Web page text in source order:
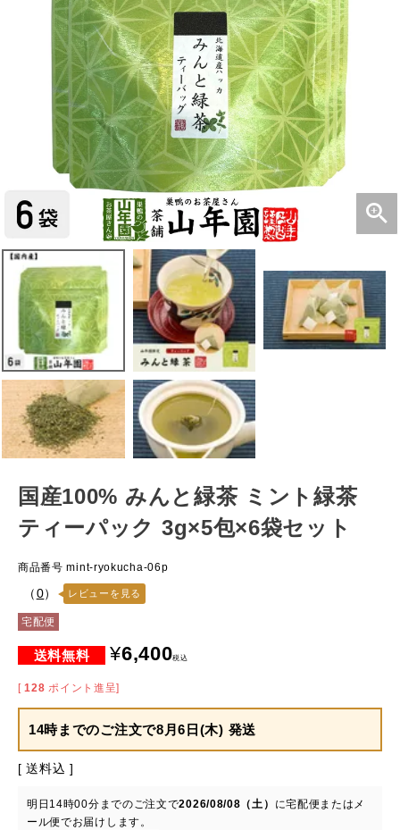
国産100% みんと緑茶 ミント緑茶
ティーパック 3g×5包×6袋セット
商品番号 mint-ryokucha-06p
（0） レビューを見る
宅配便
¥6,400税込
[ 128 ポイント進呈]
14時までのご注文で8月6日(木) 発送
送料込
明日 14時00分 までのご注文で2026/08/08（土） に宅配便またはメ
ール便でお届けします。